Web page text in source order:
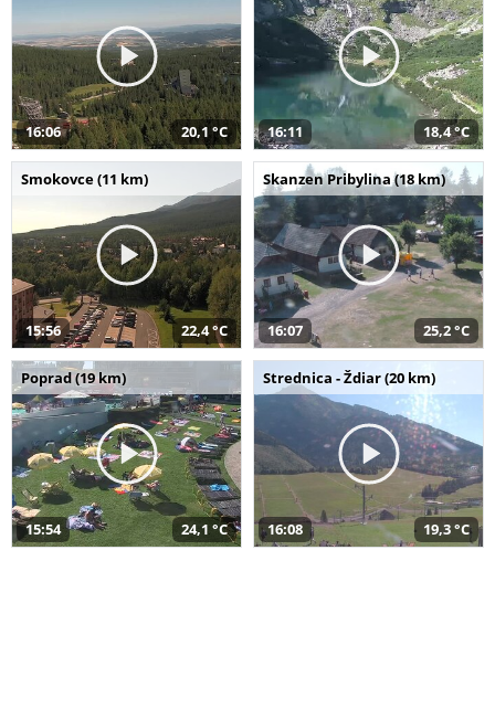
16:06 20,1 °C 16:11 18,4 °C
Smokovce (11 km)
15:56 22,4 °C
Skanzen Pribylina (18 km)
16:07 25,2 °C
Poprad (19 km)
15:54 24,1 °C
Strednica - Ždiar (20 km)
16:08 19,3 °C